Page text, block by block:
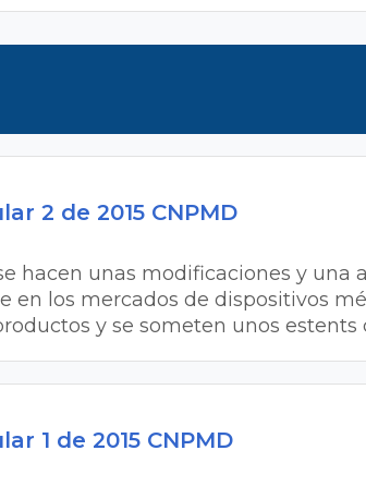
2 de 2015 CNPMD
hacen unas modificaciones y una
en los mercados de dispositivos
y se someten unos
1 de 2015 CNPMD